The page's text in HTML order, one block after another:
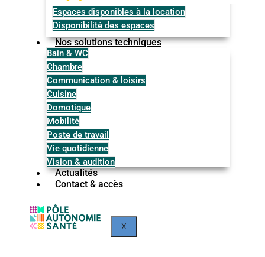
Espaces disponibles à la location
Disponibilité des espaces
Nos solutions techniques
Bain & WC
Chambre
Communication & loisirs
Cuisine
Domotique
Mobilité
Poste de travail
Vie quotidienne
Vision & audition
Actualités
Contact & accès
X